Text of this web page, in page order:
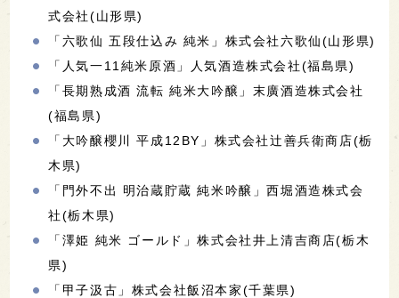
式会社(山形県)
「六歌仙 五段仕込み 純米」株式会社六歌仙(山形県)
「人気一11純米原酒」人気酒造株式会社(福島県)
「長期熟成酒 流転 純米大吟醸」末廣酒造株式会社
(福島県)
「大吟醸櫻川 平成12BY」株式会社辻善兵衛商店(栃
木県)
「門外不出 明治蔵貯蔵 純米吟醸」西堀酒造株式会
社(栃木県)
「澤姫 純米 ゴールド」株式会社井上清吉商店(栃木
県)
「甲子汲古」株式会社飯沼本家(千葉県)